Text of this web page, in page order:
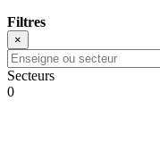
Filtres
×
Secteurs
0